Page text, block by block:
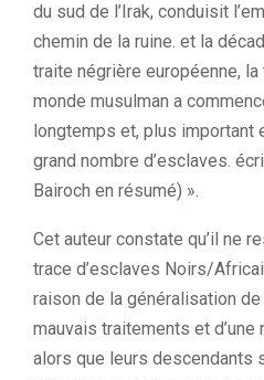
du sud de l’Irak, conduisit
chemin de la ruine. et la
traite négrière européenne,
monde musulman a
longtemps et, plus important
grand nombre d’esclaves.
Bairoch en résumé) ».
Cet auteur constate qu’il ne
trace d’esclaves Noirs/
raison de la généralisation
mauvais traitements et
alors que leurs descendants